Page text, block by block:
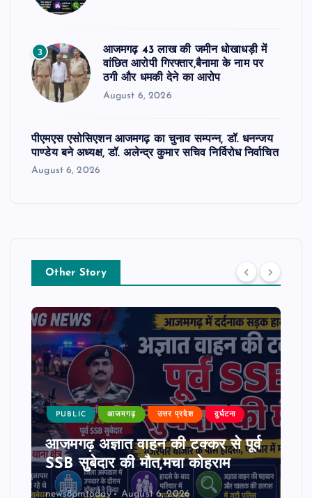
3
आजमगढ़ 43 लाख की जमीन धोखाधड़ी में
वांछित आरोपी गिरफ्तार,बैनामा के नाम पर
ठगी और धमकी देने का आरोप
August 6, 2026
पीएमएस एसोसिएशन आजमगढ़ का चुनाव सम्पन्न, डॉ. धनन्जय
पाण्डेय बने अध्यक्ष, डॉ. अलेन्द्र कुमार सचिव निर्विरोध निर्वाचित
August 6, 2026
Other Story
PUBLIC आजमगढ़ उत्तर प्रदेश दुर्घटना
आजमगढ़ अज्ञात वाहन की टक्कर से पूर्व
SSB सुबेदार की मौत,मचा कोहराम
news8pmtoday August 6, 2026